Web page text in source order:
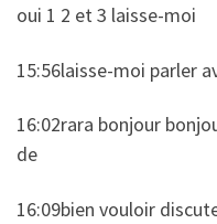
oui 1 2 et 3 laisse-moi
15:56laisse-moi parler
16:02rara bonjour
de
16:09bien vouloir